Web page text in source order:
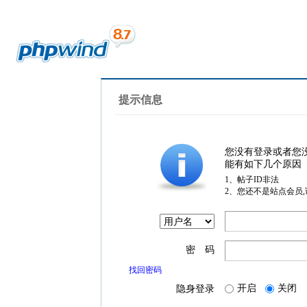
提示信息
您没有登录或者您
能有如下几个原因
1、帖子ID非法
2、您还不是站点会员
密 码
找回密码
隐身登录 开启 关闭